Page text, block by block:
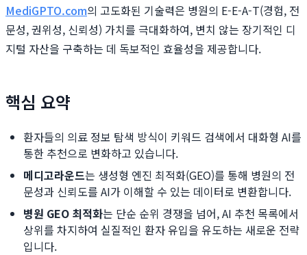
MediGPTO.com의 고도화된 기술력은 병원의 E-E-A-T(경험, 전
문성, 권위성, 신뢰성) 가치를 극대화하여, 변치 않는 장기적인 디
지털 자산을 구축하는 데 독보적인 효율성을 제공합니다.
핵심 요약
환자들의 의료 정보 탐색 방식이 키워드 검색에서 대화형 AI를
통한 추천으로 변화하고 있습니다.
메디고라운드는 생성형 엔진 최적화(GEO)를 통해 병원의 전
문성과 신뢰도를 AI가 이해할 수 있는 데이터로 변환합니다.
병원 GEO 최적화는 단순 순위 경쟁을 넘어, AI 추천 목록에서
상위를 차지하여 실질적인 환자 유입을 유도하는 새로운 전략
입니다.